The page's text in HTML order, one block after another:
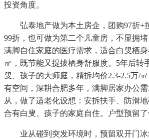
投资角度。
弘泰地产做为本土房企，团购97折+
99折，也可做为第二个儿童房，不显拥
满脚自住家庭的医疗需求，适合白叟栖
㎡，既节能又提拔栖身舒服度。5年后转
叟、孩子的大师庭，精拆均价2.3-2.5万/
有空间，深耕合肥多年，满脚居家办公
从，做了适老化设想：安拆扶手、防滑
合有白叟、孩子的家庭自住。户型预留了
业从碰到突发环境时，预留双开门冰